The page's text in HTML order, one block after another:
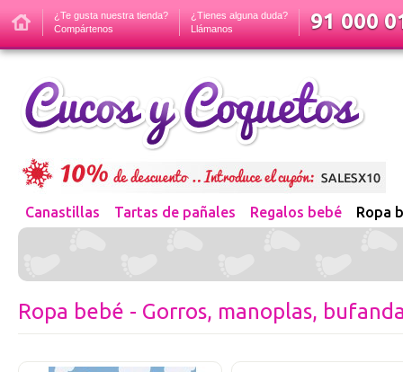
¿Te gusta nuestra tienda?
Compártenos
¿Tienes alguna duda?
Llámanos
91 000
Canastillas Tartas de pañales Regalos bebé Ropa
Ropa bebé - Gorros, manoplas,